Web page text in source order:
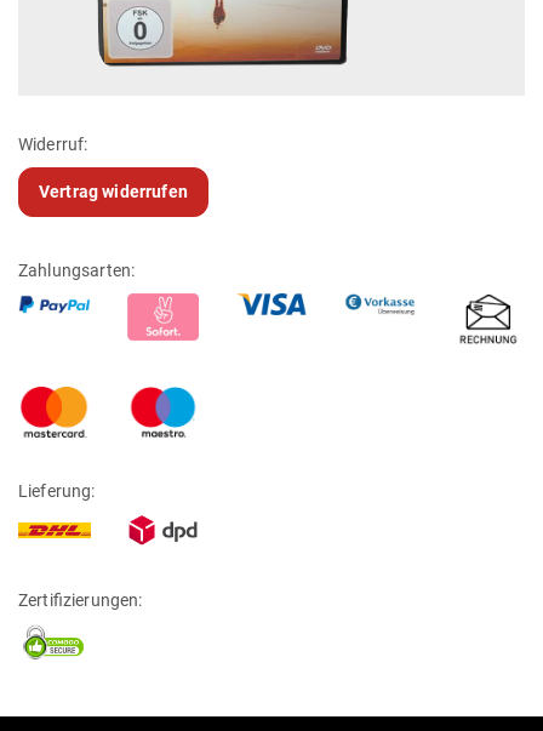
Widerruf:
Vertrag widerrufen
Zahlungsarten:
Lieferung:
Zertifizierungen: